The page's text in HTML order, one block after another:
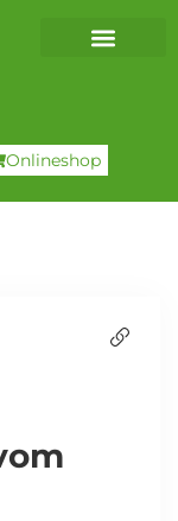
Onlineshop